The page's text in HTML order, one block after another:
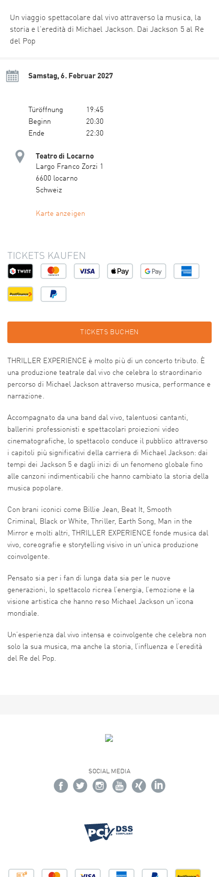
Un viaggio spettacolare dal vivo attraverso la musica, la
storia e l’eredità di Michael Jackson. Dai Jackson 5 al Re
del Pop
Samstag, 6. Februar 2027
Türöffnung
19:45
Beginn
20:30
Ende
22:30
Teatro di Locarno
Largo Franco Zorzi 1
6600 locarno
Schweiz
Karte anzeigen
TICKETS KAUFEN
TICKETS BUCHEN
THRILLER EXPERIENCE è molto più di un concerto tributo. È
una produzione teatrale dal vivo che celebra lo straordinario
percorso di Michael Jackson attraverso musica, performance e
narrazione.
Accompagnato da una band dal vivo, talentuosi cantanti,
ballerini professionisti e spettacolari proiezioni video
cinematografiche, lo spettacolo conduce il pubblico attraverso
i capitoli più significativi della carriera di Michael Jackson: dai
tempi dei Jackson 5 e dagli inizi di un fenomeno globale fino
alle canzoni indimenticabili che hanno cambiato la storia della
musica popolare.
Con brani iconici come Billie Jean, Beat It, Smooth
Criminal, Black or White, Thriller, Earth Song, Man in the
Mirror e molti altri, THRILLER EXPERIENCE fonde musica dal
vivo, coreografie e storytelling visivo in un’unica produzione
coinvolgente.
Pensato sia per i fan di lunga data sia per le nuove
generazioni, lo spettacolo ricrea l’energia, l’emozione e la
visione artistica che hanno reso Michael Jackson un’icona
mondiale.
Un’esperienza dal vivo intensa e coinvolgente che celebra non
solo la sua musica, ma anche la storia, l’influenza e l’eredità
del Re del Pop.
SOCIAL MEDIA